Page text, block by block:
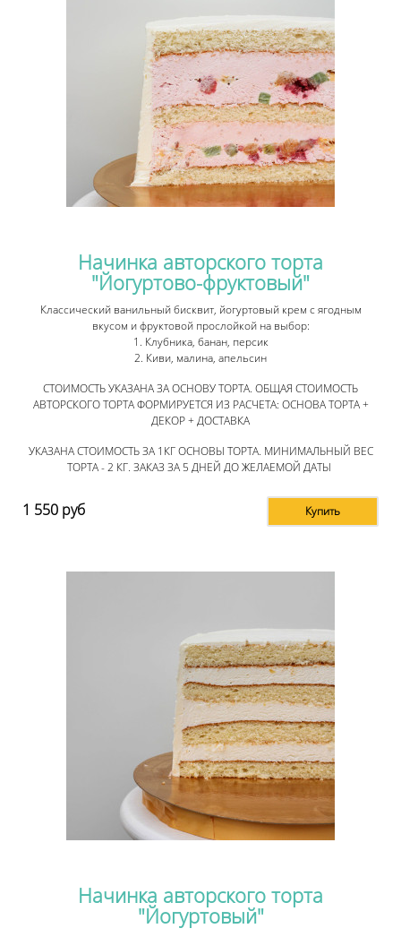
Начинка авторского торта
"Йогуртово-фруктовый"
Классический ванильный бисквит, йогуртовый крем с ягодным
вкусом и фруктовой прослойкой на выбор:
1. Клубника, банан, персик
2. Киви, малина, апельсин
СТОИМОСТЬ УКАЗАНА ЗА ОСНОВУ ТОРТА. ОБЩАЯ СТОИМОСТЬ
АВТОРСКОГО ТОРТА ФОРМИРУЕТСЯ ИЗ РАСЧЕТА: ОСНОВА ТОРТА +
ДЕКОР + ДОСТАВКА
УКАЗАНА СТОИМОСТЬ ЗА 1КГ ОСНОВЫ ТОРТА. МИНИМАЛЬНЫЙ ВЕС
ТОРТА - 2 КГ. ЗАКАЗ ЗА 5 ДНЕЙ ДО ЖЕЛАЕМОЙ ДАТЫ
1 550 руб Купить
Начинка авторского торта
"Йогуртовый"